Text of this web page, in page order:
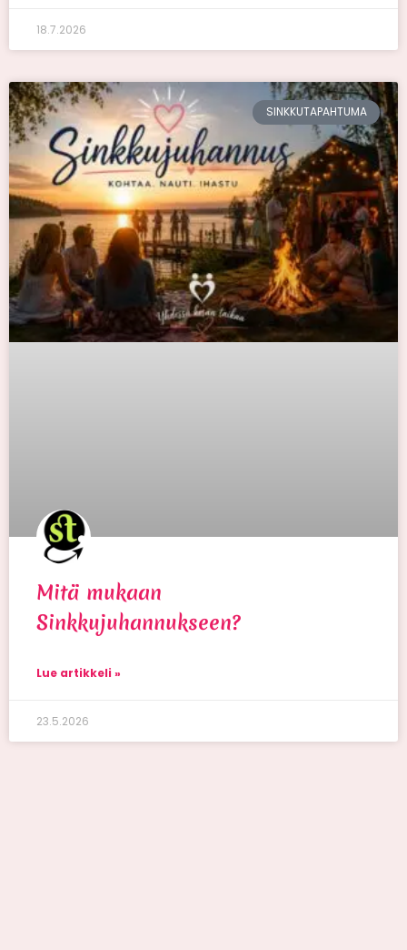
18.7.2026
SINKKUTAPAHTUMA
Mitä mukaan
Sinkkujuhannukseen?
Lue artikkeli »
23.5.2026